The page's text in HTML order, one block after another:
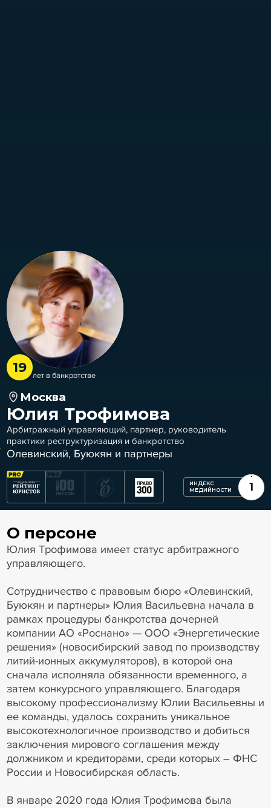
19
лет в банкротстве
Москва
Юлия Трофимова
Арбитражный управляющий, партнер, руководитель
практики реструктуризация и банкротство
Олевинский, Буюкян и партнеры
ИНДЕКС
МЕДИЙНОСТИ
1
О персоне
Юлия Трофимова имеет статус арбитражного
управляющего.
Сотрудничество с правовым бюро «Олевинский,
Буюкян и партнеры» Юлия Васильевна начала в
рамках процедуры банкротства дочерней
компании АО «Роснано» — ООО «Энергетические
решения» (новосибирский завод по производству
литий-ионных аккумуляторов), в которой она
сначала исполняла обязанности временного, а
затем конкурсного управляющего. Благодаря
высокому профессионализму Юлии Васильевны и
ее команды, удалось сохранить уникальное
высокотехнологичное производство и добиться
заключения мирового соглашения между
должником и кредиторами, среди которых – ФНС
России и Новосибирская область.
В январе 2020 года Юлия Трофимова была